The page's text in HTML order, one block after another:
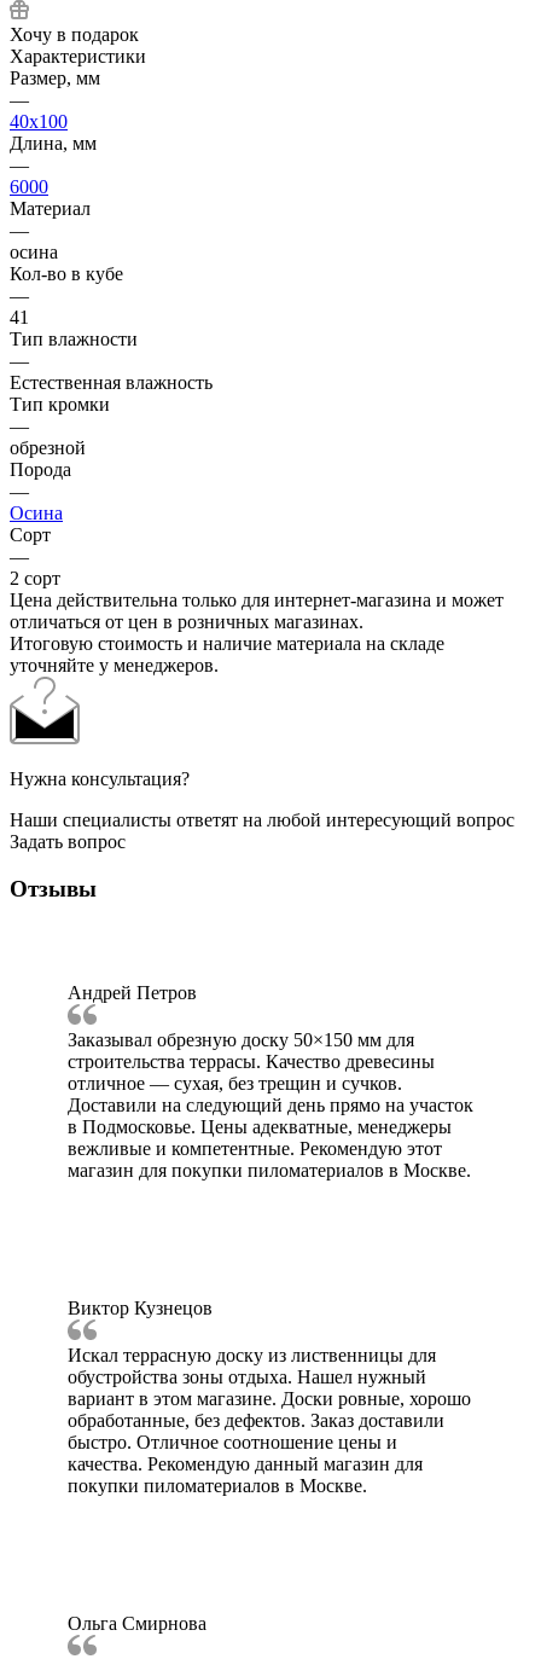
Хочу в подарок
Характеристики
Размер, мм
—
40x100
Длина, мм
—
6000
Материал
—
осина
Кол-во в кубе
—
41
Тип влажности
—
Естественная влажность
Тип кромки
—
обрезной
Порода
—
Осина
Сорт
—
2 сорт
Цена действительна только для интернет-магазина и может
отличаться от цен в розничных магазинах.
Итоговую стоимость и наличие материала на складе
уточняйте у менеджеров.
Нужна консультация?
Наши специалисты ответят на любой интересующий вопрос
Задать вопрос
Отзывы
Андрей Петров
Заказывал обрезную доску 50×150 мм для
строительства террасы. Качество древесины
отличное — сухая, без трещин и сучков.
Доставили на следующий день прямо на участок
в Подмосковье. Цены адекватные, менеджеры
вежливые и компетентные. Рекомендую этот
магазин для покупки пиломатериалов в Москве.
Виктор Кузнецов
Искал террасную доску из лиственницы для
обустройства зоны отдыха. Нашел нужный
вариант в этом магазине. Доски ровные, хорошо
обработанные, без дефектов. Заказ доставили
быстро. Отличное соотношение цены и
качества. Рекомендую данный магазин для
покупки пиломатериалов в Москве.
Ольга Смирнова